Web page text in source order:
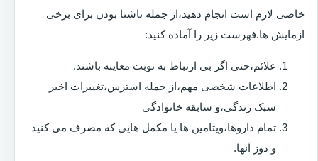
خاصی لازم است انجام دهید،از جمله ناشتا بودن برای برخی
ازمایش ها.فهرست زیر را آماده کنید:
علائم،حتی اگر بی ارتباط به نوبت معاینه باشند.
اطلاعات شخصی مهم،از جمله استرس،تغییرات اخیر
سبک زندگی،و سابقه خانوادگی
تمام داروها،ویتامین ها یا مکمل هایی که مصرف می کنید
و دوز آنها.